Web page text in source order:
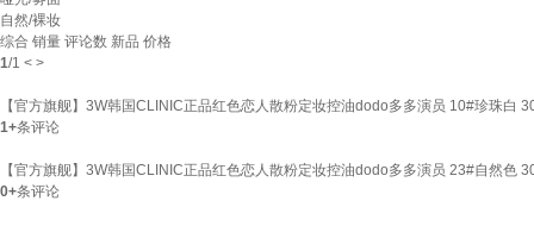
自然/裸妆
综合 销量 评论数 新品 价格
1/1 < >
【官方旗舰】3W韩国CLINIC正品红色恋人散粉定妆控油dodo多多演员 10#珍珠白
1+条评论
【官方旗舰】3W韩国CLINIC正品红色恋人散粉定妆控油dodo多多演员 23#自然色
0+条评论